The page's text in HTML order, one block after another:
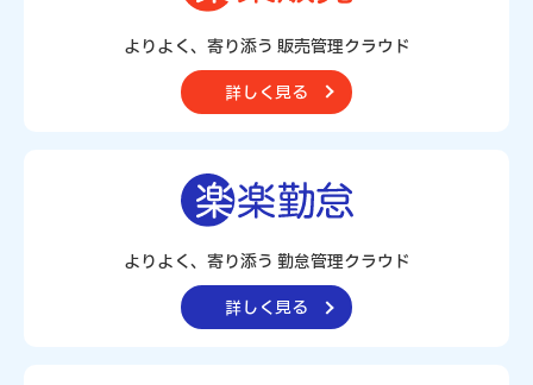
よりよく、寄り添う 販売管理クラウド
詳しく見る
よりよく、寄り添う 勤怠管理クラウド
詳しく見る